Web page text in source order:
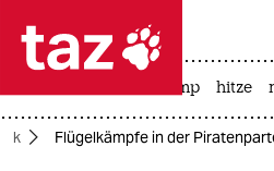
 taz zahl ich
taz zahl ich
usa unter trump hitze
Flügelkämpfe in der